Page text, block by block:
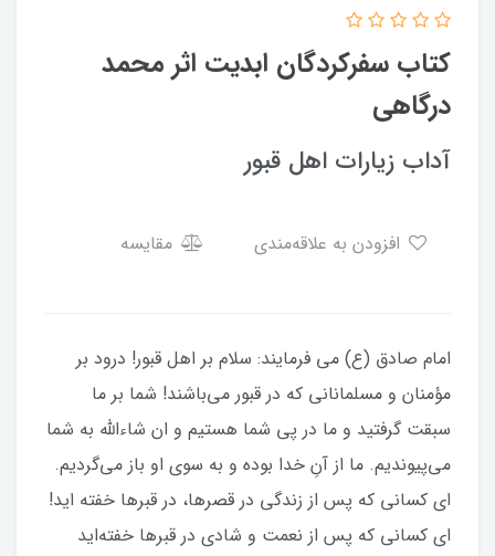
کتاب سفرکردگان ابدیت اثر محمد
درگاهی
آداب زیارات اهل قبور
مقایسه
امام صادق (ع) می فرمایند: سلام بر اهل قبور! درود بر
مؤمنان و مسلمانانی که در قبور می‌باشند! شما بر ما
سبقت گرفتید و ما در پی شما هستیم و ان شاءالله به شما
می‌پیوندیم. ما از آنِ خدا بوده و به سوی او باز می‌گردیم.
ای کسانی که پس از زندگی در قصرها، در قبرها خفته اید!
ای کسانی که پس از نعمت و شادی در قبرها خفته‌اید